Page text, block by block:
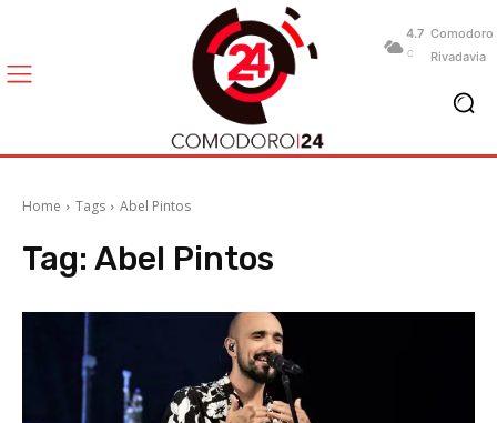
4.7
C
Comodoro
Rivadavia
Home Tags Abel Pintos
Tag: Abel Pintos